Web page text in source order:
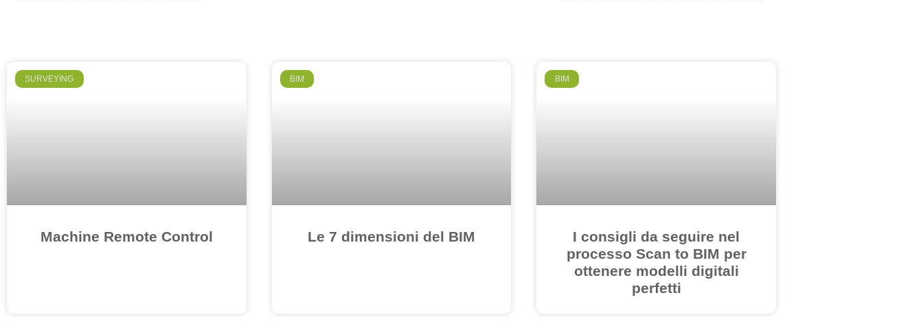
SURVEYING
Machine Remote Control
BIM
Le 7 dimensioni del BIM
BIM
I consigli da seguire nel
processo Scan to BIM per
ottenere modelli digitali
perfetti